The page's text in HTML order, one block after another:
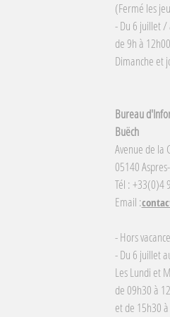
(Fermé les
- Du 6 juillet /
de 9h à
Dimanche et
Bureau
Buëch
Avenue de la
05140
Tél : +33(0)4
Email :
- Hors
- Du 6 juillet
Les Lundi et
de 09h30 à
et de 15h30